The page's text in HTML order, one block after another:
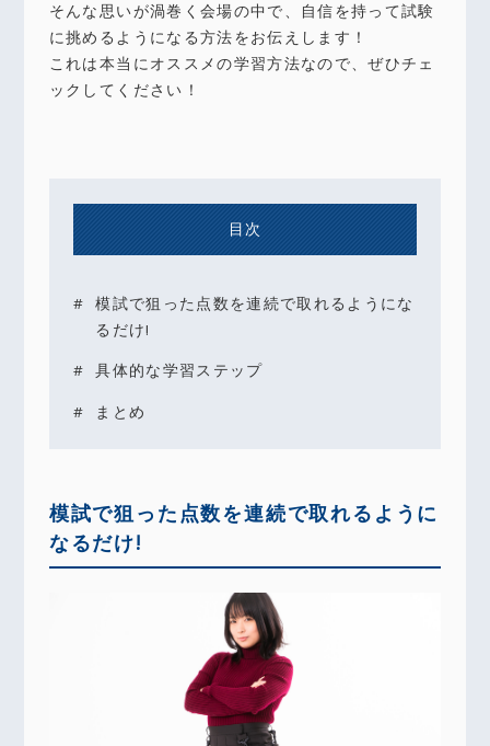
そんな思いが渦巻く会場の中で、自信を持って試験
に挑めるようになる方法をお伝えします！
これは本当にオススメの学習方法なので、ぜひチェ
ックしてください！
目次
模試で狙った点数を連続で取れるようにな
るだけ!
具体的な学習ステップ
まとめ
模試で狙った点数を連続で取れるように
なるだけ!